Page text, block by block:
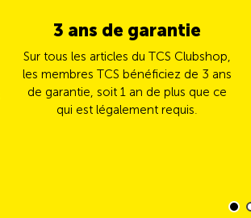
3 ans de garantie
Sur tous les articles du TCS Clubshop,
les membres TCS bénéficiez de 3 ans
de garantie, soit 1 an de plus que ce
qui est légalement requis.